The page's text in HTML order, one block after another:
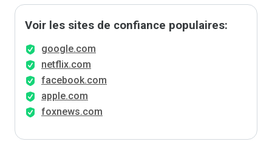
Voir les sites de confiance populaires:
google.com
netflix.com
facebook.com
apple.com
foxnews.com